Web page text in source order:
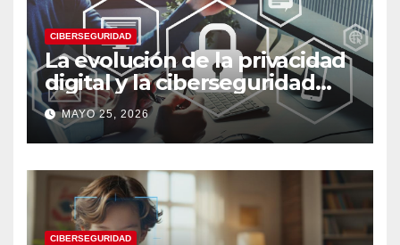
CIBERSEGURIDAD
La evolución de la privacidad
digital y la ciberseguridad
moderna
MAYO 25, 2026
CIBERSEGURIDAD